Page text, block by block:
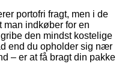
portofri fragt, men i de
indkøber for en
den mindst kostelige
end du opholder sig nær
– er at få bragt din pakke